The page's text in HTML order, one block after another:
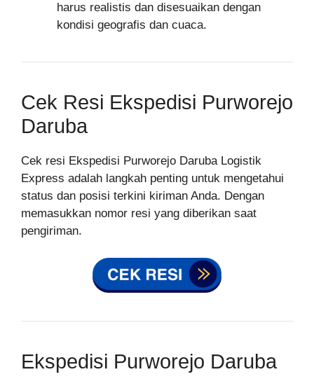
harus realistis dan disesuaikan dengan
kondisi geografis dan cuaca.
Cek Resi Ekspedisi Purworejo
Daruba
Cek resi Ekspedisi Purworejo Daruba Logistik
Express adalah langkah penting untuk mengetahui
status dan posisi terkini kiriman Anda. Dengan
memasukkan nomor resi yang diberikan saat
pengiriman.
Ekspedisi Purworejo Daruba